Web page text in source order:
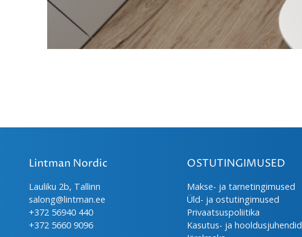
Lintman Nordic
Lauliku 2b, Tallinn
salong@lintman.ee
+372 56940 440
+372 5660 9096
OSTUTINGIMUSED
Makse- ja tarnetingimused
Üld- ja ostutingimused
Privaatsuspoliitika
Kasutus- ja hooldusjuhendid